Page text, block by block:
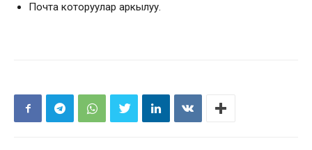
Почта которуулар аркылуу.